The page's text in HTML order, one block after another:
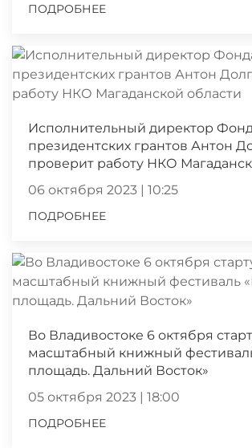
ПОДРОБНЕЕ
Исполнительный директор
президентских грантов Антон
проверит работу НКО
06 октября 2023 | 10:25
ПОДРОБНЕЕ
Во Владивостоке 6 октября
масштабный книжный
площадь. Дальний Восток»
05 октября 2023 | 18:00
ПОДРОБНЕЕ